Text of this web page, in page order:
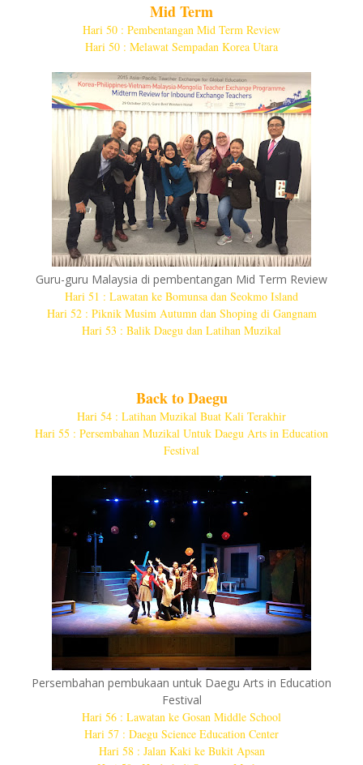
Mid Term
Hari 50 : Pembentangan Mid Term Review
Hari 50 : Melawat Sempadan Korea Utara
Guru-guru Malaysia di pembentangan Mid Term Review
Hari 51 : Lawatan ke Bomunsa dan Seokmo Island
Hari 52 : Piknik Musim Autumn dan Shoping di Gangnam
Hari 53 : Balik Daegu dan Latihan Muzikal
Back to Daegu
Hari 54 : Latihan Muzikal Buat Kali Terakhir
Hari 55 : Persembahan Muzikal Untuk Daegu Arts in Education
Festival
Persembahan pembukaan untuk Daegu Arts in Education
Festival
Hari 56 : Lawatan ke Gosan Middle School
Hari 57 : Daegu Science Education Center
Hari 58 : Jalan Kaki ke Bukit Apsan